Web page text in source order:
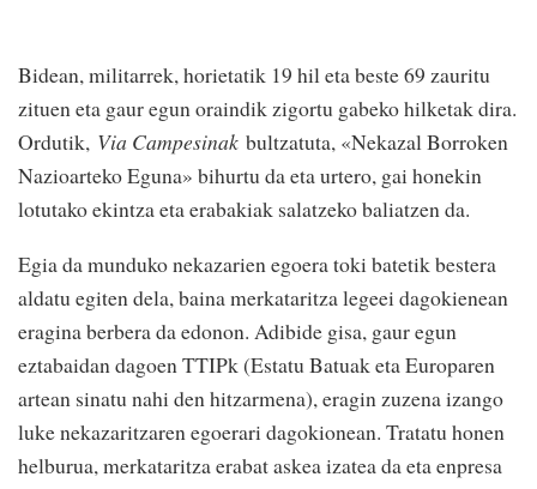
Bidean, militarrek, horietatik 19 hil eta beste 69 zauritu
zituen eta gaur egun oraindik zigortu gabeko hilketak dira.
Ordutik, Via Campesinak bultzatuta, «Nekazal Borroken
Nazioarteko Eguna» bihurtu da eta urtero, gai honekin
lotutako ekintza eta erabakiak salatzeko baliatzen da.
Egia da munduko nekazarien egoera toki batetik bestera
aldatu egiten dela, baina merkataritza legeei dagokienean
eragina berbera da edonon. Adibide gisa, gaur egun
eztabaidan dagoen TTIPk (Estatu Batuak eta Europaren
artean sinatu nahi den hitzarmena), eragin zuzena izango
luke nekazaritzaren egoerari dagokionean. Tratatu honen
helburua, merkataritza erabat askea izatea da eta enpresa